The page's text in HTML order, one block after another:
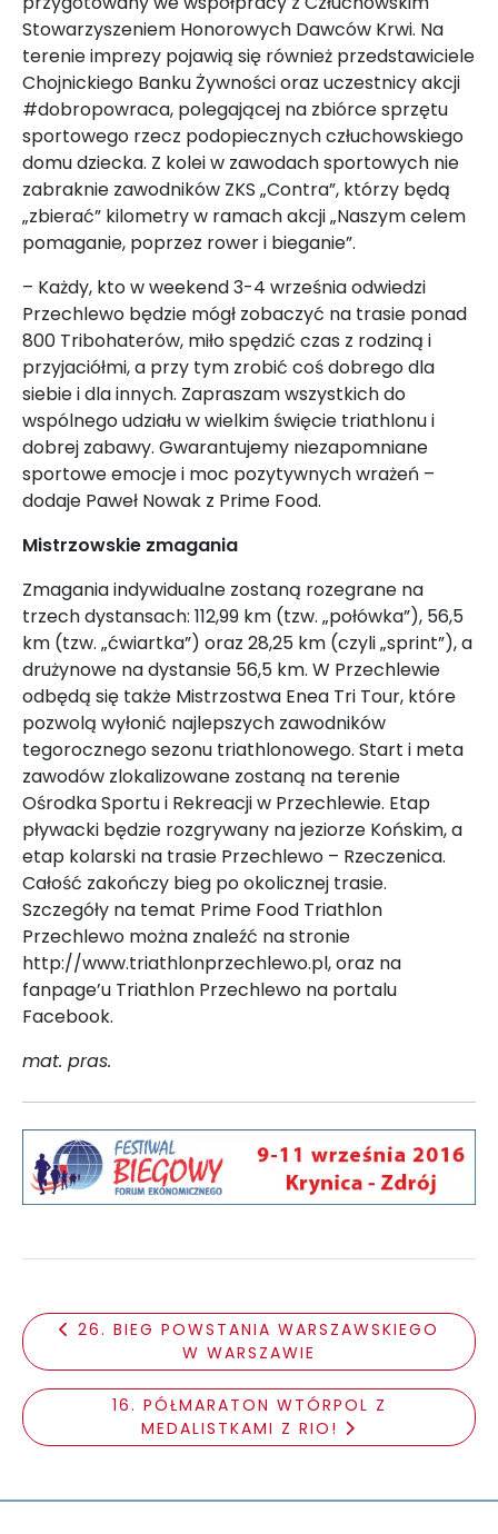
Stowarzyszeniem Honorowych Dawców Krwi. Na
terenie imprezy pojawią się również przedstawiciele
Chojnickiego Banku Żywności oraz uczestnicy akcji
#dobropowraca, polegającej na zbiórce sprzętu
sportowego rzecz podopiecznych człuchowskiego
domu dziecka. Z kolei w zawodach sportowych nie
zabraknie zawodników ZKS „Contra”, którzy będą
„zbierać” kilometry w ramach akcji „Naszym celem
pomaganie, poprzez rower i bieganie”.
– Każdy, kto w weekend 3-4 września odwiedzi
Przechlewo będzie mógł zobaczyć na trasie ponad
800 Tribohaterów, miło spędzić czas z rodziną i
przyjaciółmi, a przy tym zrobić coś dobrego dla
siebie i dla innych. Zapraszam wszystkich do
wspólnego udziału w wielkim święcie triathlonu i
dobrej zabawy. Gwarantujemy niezapomniane
sportowe emocje i moc pozytywnych wrażeń –
dodaje Paweł Nowak z Prime Food.
Mistrzowskie zmagania
Zmagania indywidualne zostaną rozegrane na
trzech dystansach: 112,99 km (tzw. „połówka”), 56,5
km (tzw. „ćwiartka”) oraz 28,25 km (czyli „sprint”), a
drużynowe na dystansie 56,5 km. W Przechlewie
odbędą się także Mistrzostwa Enea Tri Tour, które
pozwolą wyłonić najlepszych zawodników
tegorocznego sezonu triathlonowego. Start i meta
zawodów zlokalizowane zostaną na terenie
Ośrodka Sportu i Rekreacji w Przechlewie. Etap
pływacki będzie rozgrywany na jeziorze Końskim, a
etap kolarski na trasie Przechlewo – Rzeczenica.
Całość zakończy bieg po okolicznej trasie.
Szczegóły na temat Prime Food Triathlon
Przechlewo można znaleźć na stronie
http://www.triathlonprzechlewo.pl, oraz na
fanpage’u Triathlon Przechlewo na portalu
Facebook.
mat. pras.
26. BIEG POWSTANIA WARSZAWSKIEGO
W WARSZAWIE
16. PÓŁMARATON WTÓRPOL Z
MEDALISTKAMI Z RIO!